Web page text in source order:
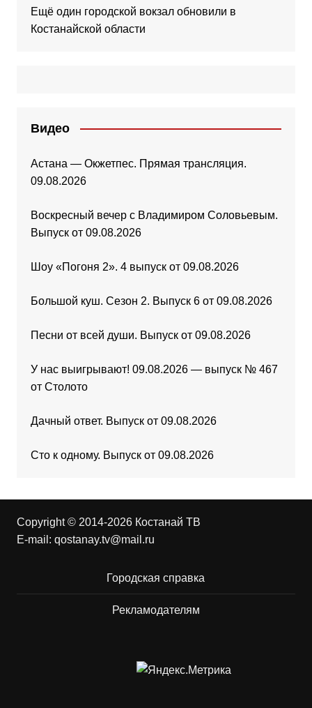
Ещё один городской вокзал обновили в
Костанайской области
Видео
Астана — Окжетпес. Прямая трансляция.
09.08.2026
Воскресный вечер с Владимиром Соловьевым.
Выпуск от 09.08.2026
Шоу «Погоня 2». 4 выпуск от 09.08.2026
Большой куш. Сезон 2. Выпуск 6 от 09.08.2026
Песни от всей души. Выпуск от 09.08.2026
У нас выигрывают! 09.08.2026 — выпуск № 467
от Столото
Дачный ответ. Выпуск от 09.08.2026
Сто к одному. Выпуск от 09.08.2026
Copyright © 2014-2026 Костанай ТВ
E-mail: qostanay.tv@mail.ru
Городская справка
Рекламодателям